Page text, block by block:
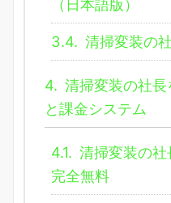
（日本語版）
3.4. 清掃変装の
4. 清掃変装の社
と課金システム
4.1. 清掃変装の
完全無料